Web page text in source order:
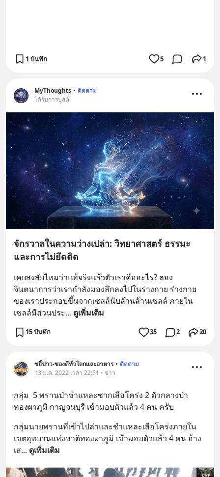
1 บันทึก 5 1
MyThoughts • ติดตาม
ได้รับการบูสต์
จักรวาลในความว่างเปล่า: วิทยาศาสตร์ ธรรมะ
และการไม่ยึดติด
เคยสงสัยไหมว่าแท้จริงแล้วตัวเราคืออะไร? ลอง
จินตนาการว่าเรากำลังมองลึกลงไปในร่างกาย ร่างกาย
ของเราประกอบขึ้นจากเซลล์นับล้านล้านเซลล์ ภายใน
เซลล์มีส่วนประ... ดูเพิ่มเติม
15 บันทึก 35 2 20
ขยี้ข่าว-ของดีทั่วโลกและอาหาร • ติดตาม
13 ม.ค. 2022 เวลา 22:51 • ข่าว
กลุ่ม  5 พรานป่าชำแหละซากเสือโคร่ง 2 ตัวกลางป่า
ทองผาภูมิ กาญจนบุรี เข้ามอบตัวแล้ว 4 คน ครับ
กลุ่มนายพรานที่เข้าไปล่าและชำแหละเสือโคร่งภายใน
เขตอุทยานแห่งชาติทองผาภูมิ เข้ามอบตัวแล้ว 4 คน อ้าง
เส... ดูเพิ่มเติม